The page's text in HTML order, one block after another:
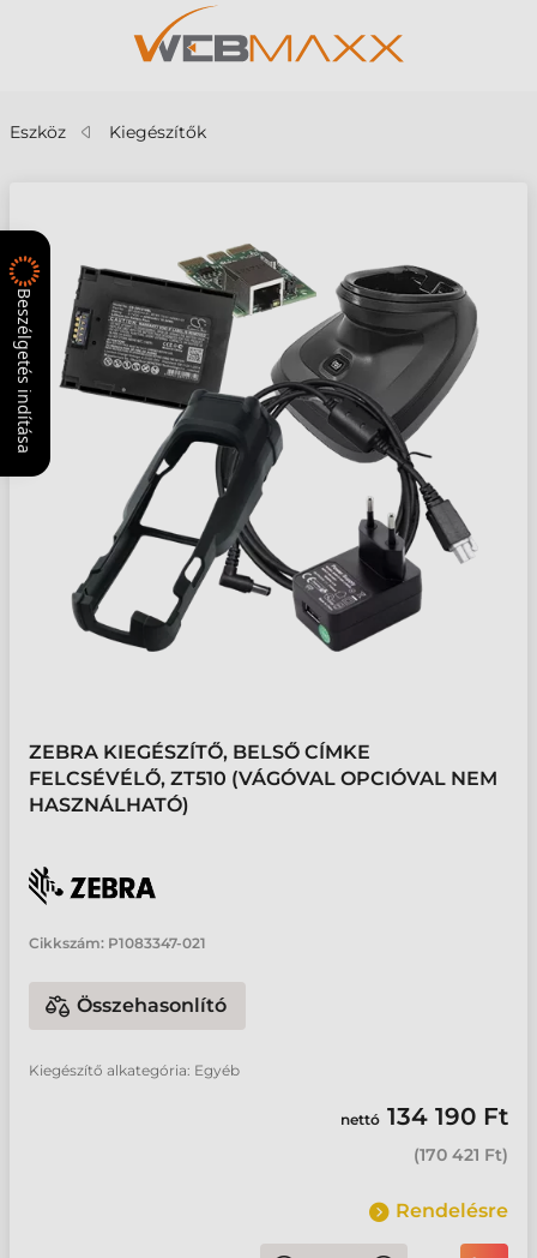
Eszköz Kiegészítők
ZEBRA KIEGÉSZÍTŐ, BELSŐ CÍMKE
FELCSÉVÉLŐ, ZT510 (VÁGÓVAL OPCIÓVAL NEM
HASZNÁLHATÓ)
Cikkszám: P1083347-021
Összehasonlító
Kiegészítő alkategória: Egyéb
nettó 134 190 Ft
(170 421 Ft)
Rendelésre
Beszélgetés indítása